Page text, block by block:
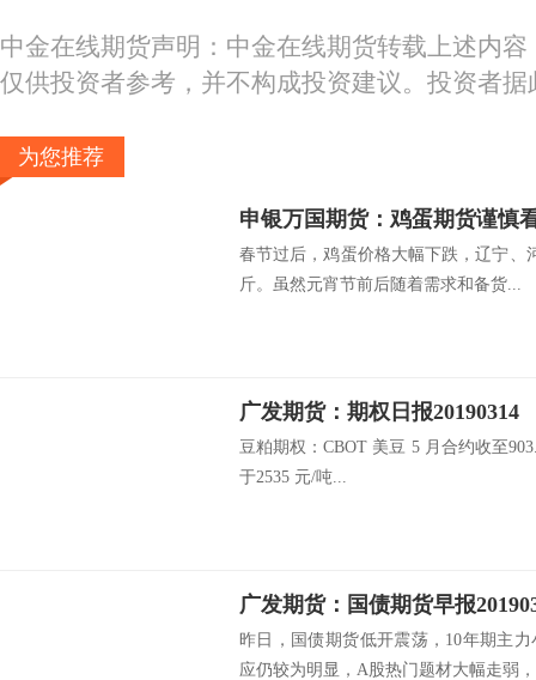
中金在线期货声明：中金在线期货转载上述内
仅供投资者参考，并不构成投资建议。投资者
为您推荐
申银万国期货：鸡蛋期货谨慎
春节过后，鸡蛋价格大幅下跌，辽宁、
斤。虽然元宵节前后随着需求和备货...
广发期货：期权日报20190314
豆粕期权：CBOT 美豆 5 月合约收至
于2535 元/吨...
广发期货：国债期货早报
昨日，国债期货低开震荡，10年期主
应仍较为明显，A股热门题材大幅走弱